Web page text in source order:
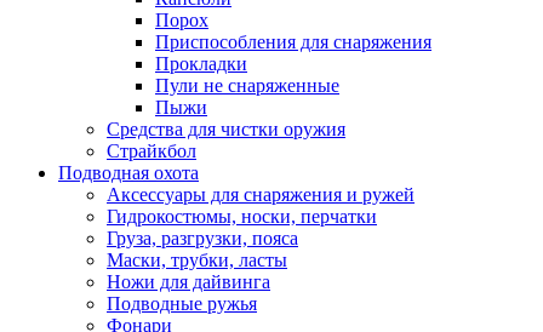
Порох
Приспособления для снаряжения
Прокладки
Пули не снаряженные
Пыжи
Средства для чистки оружия
Страйкбол
Подводная охота
Аксессуары для снаряжения и ружей
Гидрокостюмы, носки, перчатки
Груза, разгрузки, пояса
Маски, трубки, ласты
Ножи для дайвинга
Подводные ружья
Фонари